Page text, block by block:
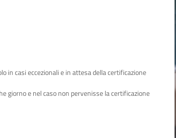
in casi eccezionali e in attesa della certificazione
giorno e nel caso non pervenisse la certificazione